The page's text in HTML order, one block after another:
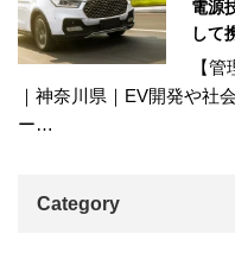
電源
して
【
｜神奈川県｜EV開発や社
ー…
Category